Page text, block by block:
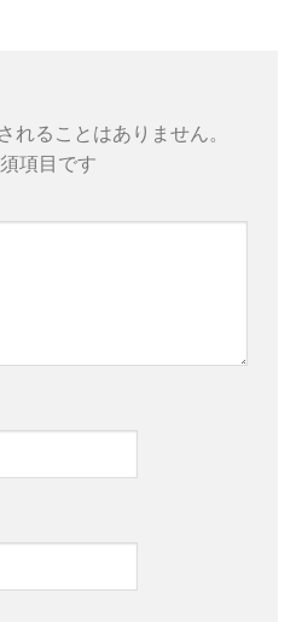
れることはありません。
項目です